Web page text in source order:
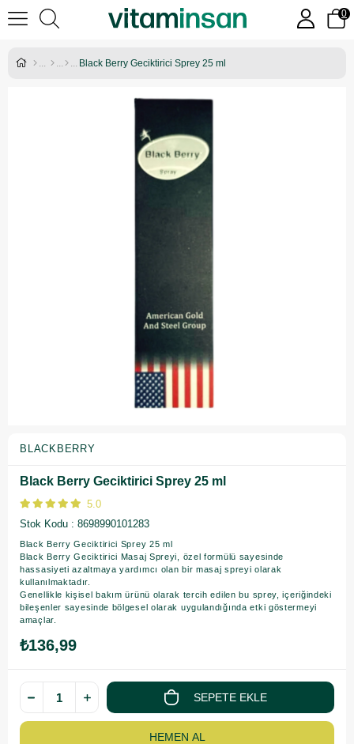
0
Black Berry Geciktirici Sprey 25 ml
BLACKBERRY
Black Berry Geciktirici Sprey 25 ml
5.0
Stok Kodu
8698990101283
Black Berry Geciktirici Sprey 25 ml
Black Berry Geciktirici Masaj Spreyi, özel formülü sayesinde
hassasiyeti azaltmaya yardımcı olan bir masaj spreyi olarak
kullanılmaktadır.
Genellikle kişisel bakım ürünü olarak tercih edilen bu sprey, içeriğindeki
bileşenler sayesinde bölgesel olarak uygulandığında etki göstermeyi
amaçlar.
₺136,99